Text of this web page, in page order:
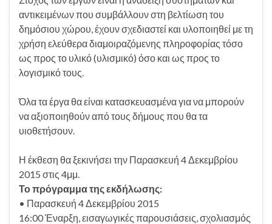
αντικειμένων που συμβάλλουν στη βελτίωση του
δημόσιου χώρου, έχουν σχεδιαστεί και υλοποιηθεί με τη
χρήση ελεύθερα διαμοιραζόμενης πληροφορίας τόσο
ως προς το υλικό (υλισμικό) όσο και ως προς το
λογισμικό τους.
Όλα τα έργα θα είναι κατασκευασμένα για να μπορούν
να αξιοποιηθούν από τους δήμους που θα τα
υιοθετήσουν.
Η έκθεση θα ξεκινήσει την Παρασκευή 4 Δεκεμβρίου
2015 στις 4μμ.
Το πρόγραμμα της εκδήλωσης:
• Παρασκευή 4 Δεκεμβρίου 2015
16:00 Έναρξη, εισαγωγικές παρουσιάσεις, σχολιασμός